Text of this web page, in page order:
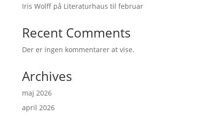
Iris Wolff på Literaturhaus til februar
Recent Comments
Der er ingen kommentarer at vise.
Archives
maj 2026
april 2026